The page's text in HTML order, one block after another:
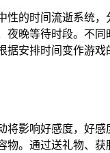
性的时间流逝系统，
夜晚等待时段。不同
据安排时间变作游戏
将影响好感度，好
物。通过送礼物、获